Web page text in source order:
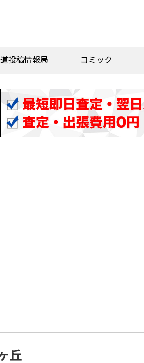
投稿情報局 コミック
丘